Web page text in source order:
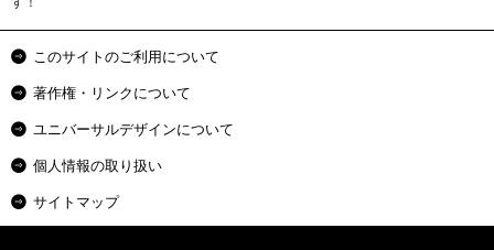
このサイトのご利用について
著作権・リンクについて
ユニバーサルデザインについて
個人情報の取り扱い
サイトマップ